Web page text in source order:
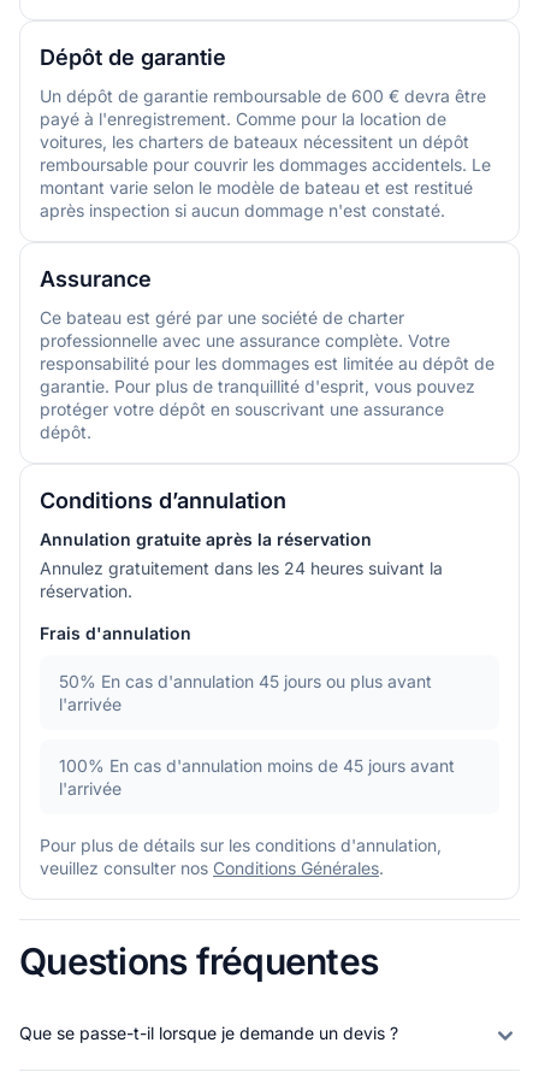
Dépôt de garantie
Un dépôt de garantie remboursable de 600 € devra être
payé à l'enregistrement. Comme pour la location de
voitures, les charters de bateaux nécessitent un dépôt
remboursable pour couvrir les dommages accidentels. Le
montant varie selon le modèle de bateau et est restitué
après inspection si aucun dommage n'est constaté.
Assurance
Ce bateau est géré par une société de charter
professionnelle avec une assurance complète. Votre
responsabilité pour les dommages est limitée au dépôt de
garantie. Pour plus de tranquillité d'esprit, vous pouvez
protéger votre dépôt en souscrivant une assurance
dépôt.
Conditions d’annulation
Annulation gratuite après la réservation
Annulez gratuitement dans les 24 heures suivant la
réservation.
Frais d'annulation
50% En cas d'annulation 45 jours ou plus avant
l'arrivée
100% En cas d'annulation moins de 45 jours avant
l'arrivée
Pour plus de détails sur les conditions d'annulation,
veuillez consulter nos Conditions Générales.
Questions fréquentes
Que se passe-t-il lorsque je demande un devis ?